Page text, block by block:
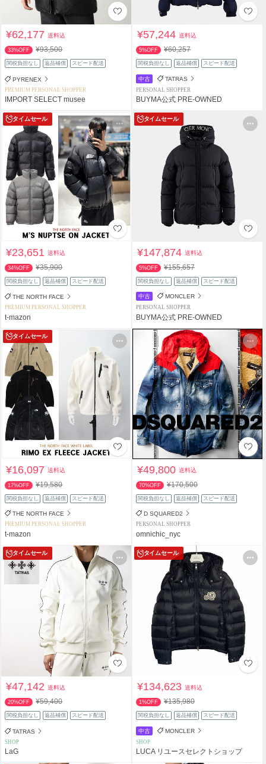
¥62,177送料込
33%OFF ¥93,500
関税負担なし 返品補償 スピード配送
PYRENEX
PREMIUM PERSONAL SHOPPER
IMPORT SELECT musee
¥57,244送料込
5%OFF ¥60,257
関税負担なし 返品補償 スピード配送
中古 TATRAS
PERSONAL SHOPPER
BUYMA公式 PRE-OWNED
タイムセール
¥23,651送料込
34%OFF ¥35,900
関税負担なし 返品補償 スピード配送
THE NORTH FACE
PREMIUM PERSONAL SHOPPER
t-mazon
タイムセール
¥147,874送料込
5%OFF ¥155,657
関税負担なし 返品補償 スピード配送
中古 MONCLER
PERSONAL SHOPPER
BUYMA公式 PRE-OWNED
タイムセール
¥16,097送料込
17%OFF ¥19,580
関税負担なし 返品補償 スピード配送
THE NORTH FACE
PREMIUM PERSONAL SHOPPER
t-mazon
¥49,800送料込
70%OFF ¥170,500
関税負担なし 返品補償 スピード配送
D SQUARED2
PERSONAL SHOPPER
omnichic_nyc
タイムセール
¥47,142送料込
20%OFF ¥59,400
関税負担なし 返品補償 スピード配送
TATRAS
SHOP
LaG
タイムセール
¥134,623送料込
1%OFF ¥135,980
関税負担なし 返品補償 スピード配送
中古 MONCLER
SHOP
LUCA リユースセレクトショップ